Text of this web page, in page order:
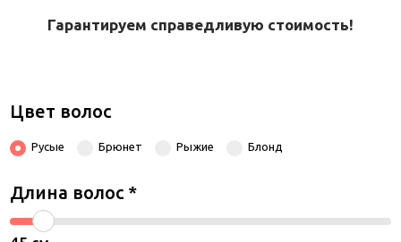
Гарантируем справедливую стоимость!
Цвет волос
Русые Брюнет Рыжие Блонд
Длина волос *